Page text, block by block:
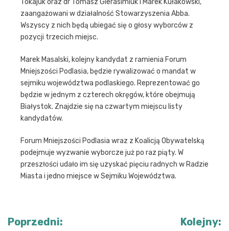
zaangażowani w działalność Stowarzyszenia Abba.
Wszyscy z nich będą ubiegać się o głosy wyborców z
pozycji trzecich miejsc.
Marek Masalski, kolejny kandydat z ramienia Forum
Mniejszości Podlasia, będzie rywalizować o mandat w
sejmiku województwa podlaskiego. Reprezentować go
będzie w jednym z czterech okręgów, które obejmują
Białystok. Znajdzie się na czwartym miejscu listy
kandydatów.
Forum Mniejszości Podlasia wraz z Koalicją Obywatelską
podejmuje wyzwanie wyborcze już po raz piąty. W
przeszłości udało im się uzyskać pięciu radnych w Radzie
Miasta i jedno miejsce w Sejmiku Województwa.
Nawigacja
Poprzedni: Kolejny: